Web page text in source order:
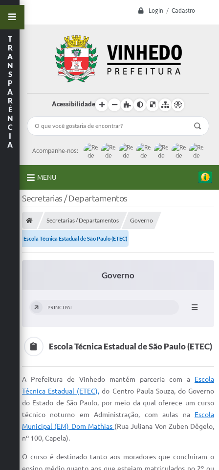
Login / Cadastro
Acessibilidade
Acompanhe-nos:
MENU
A Prefeitura
Secretarias
Telefones
Licitações
Tributos Online
Transporte Coletivo Municipal (Horários e
Itinerários)
Normas e Legislação
Diário Oficial
Defesa Civil
T
R
A
N
S
P
A
R
Ê
N
C
I
A
Secretarias / Departamentos
Secretarias / Departamentos Governo
Escola Técnica Estadual de São Paulo (ETEC)
Governo
PRINCIPAL
Escola Técnica Estadual de São Paulo (ETEC)
A Prefeitura de Vinhedo mantém parceria com a Escola
Técnica Estadual (ETEC), do Centro Paula Souza, do Governo
do Estado de São Paulo, por meio da qual oferece um curso
técnico noturno em Administração, com aulas na Escola
Municipal (EM) Dom Mathias (Rua Juliana Von Zuben Dêgelo,
nº 100, Capela).
O curso é destinado tanto aos moradores que concluíram o